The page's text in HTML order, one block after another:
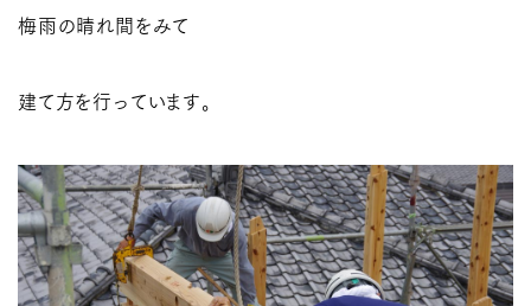
梅雨の晴れ間をみて
建て方を行っています。